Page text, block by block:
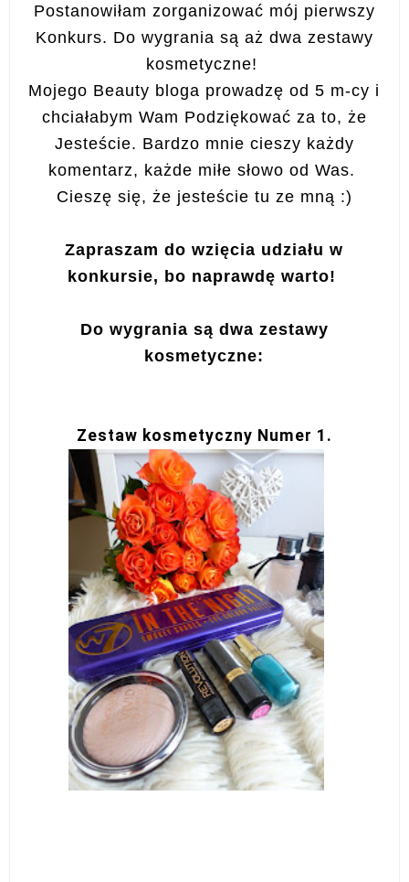
Postanowiłam zorganizować mój pierwszy
Konkurs. Do wygrania są aż dwa zestawy
kosmetyczne!
Mojego Beauty bloga prowadzę od 5 m-cy i
chciałabym Wam Podziękować za to, że
Jesteście. Bardzo mnie cieszy każdy
komentarz, każde miłe słowo od Was.
Cieszę się, że jesteście tu ze mną :)
Zapraszam do wzięcia udziału w
konkursie, bo naprawdę warto!
Do wygrania są dwa zestawy
kosmetyczne:
Zestaw kosmetyczny Numer 1.